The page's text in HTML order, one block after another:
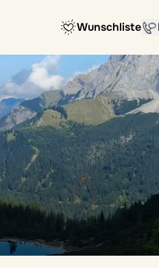
Wunschliste